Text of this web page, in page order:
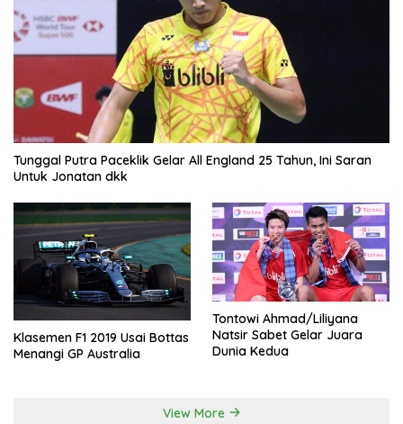
Tunggal Putra Paceklik Gelar All England 25 Tahun, Ini Saran
Untuk Jonatan dkk
Klasemen F1 2019 Usai Bottas
Menangi GP Australia
Tontowi Ahmad/Liliyana
Natsir Sabet Gelar Juara
Dunia Kedua
View More